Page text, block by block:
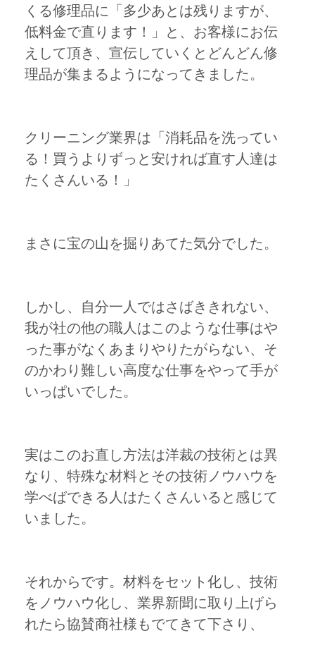
くる修理品に「多少あとは残りますが、
低料金で直ります！」と、お客様にお伝
えして頂き、宣伝していくとどんどん修
理品が集まるようになってきました。
クリーニング業界は「消耗品を洗ってい
る！買うよりずっと安ければ直す人達は
たくさんいる！」
まさに宝の山を掘りあてた気分でした。
しかし、自分一人ではさばききれない、
我が社の他の職人はこのような仕事はや
った事がなくあまりやりたがらない、そ
のかわり難しい高度な仕事をやって手が
いっぱいでした。
実はこのお直し方法は洋裁の技術とは異
なり、特殊な材料とその技術ノウハウを
学べばできる人はたくさんいると感じて
いました。
それからです。材料をセット化し、技術
をノウハウ化し、業界新聞に取り上げら
れたら協賛商社様もでてきて下さり、